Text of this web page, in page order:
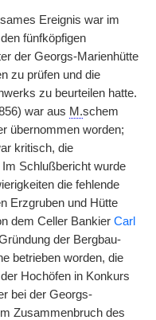
Ereignis war im
fünfköpfigen
der Georgs-Marienhütte
zu prüfen und die
zu beurteilen hatte.
war aus M.schem
übernommen worden;
kritisch, die
Schlußbericht wurde
die fehlende
Erzgruben und Hütte
dem Celler Bankier Carl
der Bergbau-
betrieben worden, die
Hochöfen in Konkurs
bei der Georgs-
Zusammenbruch des